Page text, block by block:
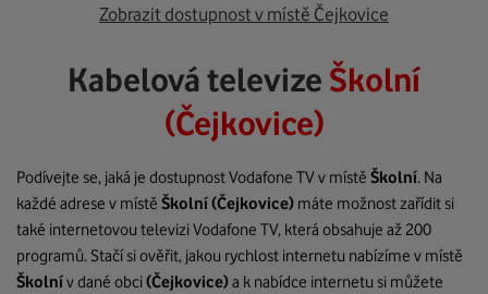
Zobrazit dostupnost v místě Čejkovice
Kabelová televize Školní
(Čejkovice)
Podívejte se, jaká je dostupnost Vodafone TV v místě Školní. Na
každé adrese v místě Školní(Čejkovice) máte možnost zařídit si
také internetovou televizi Vodafone TV, která obsahuje až 200
programů. Stačí si ověřit, jakou rychlost internetu nabízíme v místě
Školnív dané obci(Čejkovice)a k nabídce internetu si můžete